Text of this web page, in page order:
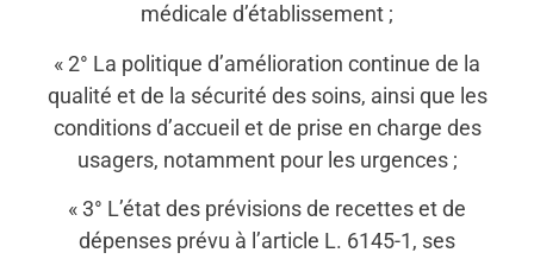
médicale d’établissement ;
« 2° La politique d’amélioration continue de la
qualité et de la sécurité des soins, ainsi que les
conditions d’accueil et de prise en charge des
usagers, notamment pour les urgences ;
« 3° L’état des prévisions de recettes et de
dépenses prévu à l’article L. 6145-1, ses